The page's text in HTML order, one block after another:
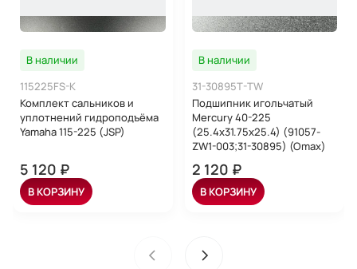
В наличии
115225FS-K
Комплект сальников и
уплотнений гидроподъёма
Yamaha 115-225 (JSP)
5 120 ₽
В КОРЗИНУ
В наличии
31-30895T-TW
Подшипник игольчатый
Mercury 40-225
(25.4x31.75x25.4) (91057-
ZW1-003;31-30895) (Omax)
2 120 ₽
В КОРЗИНУ